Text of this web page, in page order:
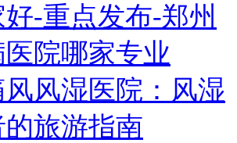
-重点发布-郑州
医院哪家专业
风湿医院：风湿
旅游指南